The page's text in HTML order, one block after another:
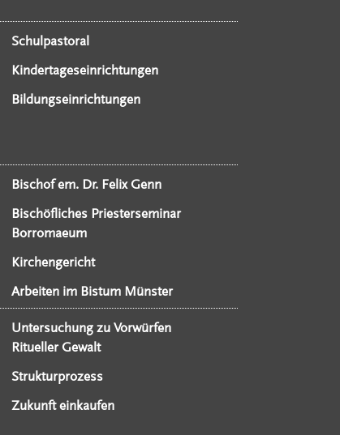
Schulpastoral
Kindertageseinrichtungen
Bildungseinrichtungen
Bischof em. Dr. Felix Genn
Bischöfliches Priesterseminar
Borromaeum
Kirchengericht
Arbeiten im Bistum Münster
Untersuchung zu Vorwürfen
Ritueller Gewalt
Strukturprozess
Zukunft einkaufen